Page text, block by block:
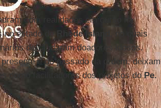
com realidades em curso na
no estado de
Rhode Island
, no quais
defraudaram doadores idosos.
e do passado da ordem, deixam
como facilitadores dos projetos doPe.